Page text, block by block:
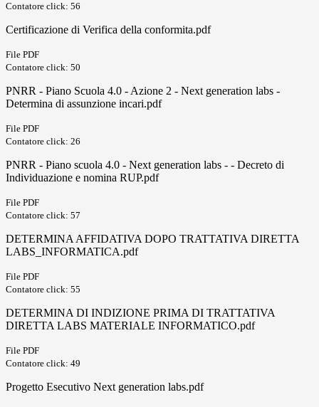
Contatore click: 56
Certificazione di Verifica della conformita.pdf
File PDF
Contatore click: 50
PNRR - Piano Scuola 4.0 - Azione 2 - Next generation labs -
Determina di assunzione incari.pdf
File PDF
Contatore click: 26
PNRR - Piano scuola 4.0 - Next generation labs - - Decreto di
Individuazione e nomina RUP.pdf
File PDF
Contatore click: 57
DETERMINA AFFIDATIVA DOPO TRATTATIVA DIRETTA
LABS_INFORMATICA.pdf
File PDF
Contatore click: 55
DETERMINA DI INDIZIONE PRIMA DI TRATTATIVA
DIRETTA LABS MATERIALE INFORMATICO.pdf
File PDF
Contatore click: 49
Progetto Esecutivo Next generation labs.pdf